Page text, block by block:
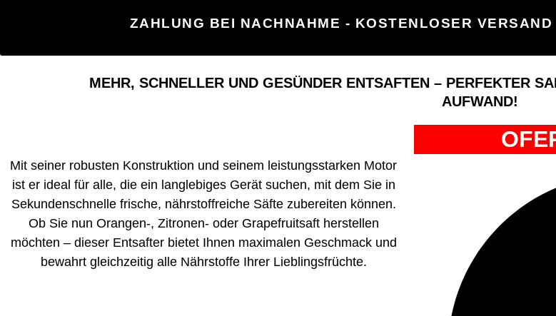
ZAHLUNG BEI NACHNAHME - KOSTENLOSER VERSAND
MEHR, SCHNELLER UND GESÜNDER ENTSAFTEN – PERFEKTER
AUFWAND!
Mit seiner robusten Konstruktion und seinem leistungsstarken Motor
ist er ideal für alle, die ein langlebiges Gerät suchen, mit dem Sie in
Sekundenschnelle frische, nährstoffreiche Säfte zubereiten können.
Ob Sie nun Orangen-, Zitronen- oder Grapefruitsaft herstellen
möchten – dieser Entsafter bietet Ihnen maximalen Geschmack und
bewahrt gleichzeitig alle Nährstoffe Ihrer Lieblingsfrüchte.